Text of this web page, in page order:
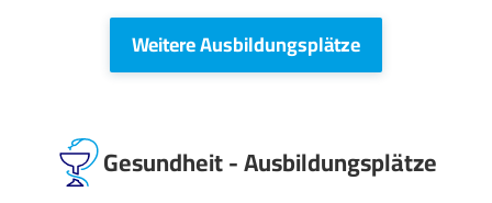
Weitere Ausbildungsplätze
Gesundheit - Ausbildungsplätze